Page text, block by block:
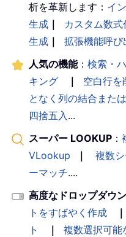
析を革新します： イ
生成 ｜ カスタム数式
生成 ｜ 拡張機能呼び
人気の機能： 検索・
キング
｜ 空白行を
となく列の結合また
四捨五入...
スーパー LOOKUP ：
VLookup
｜ 複数
ーマッチ....
高度なドロップダウ
トをすばやく作成
｜
ト
｜ 複数選択可能